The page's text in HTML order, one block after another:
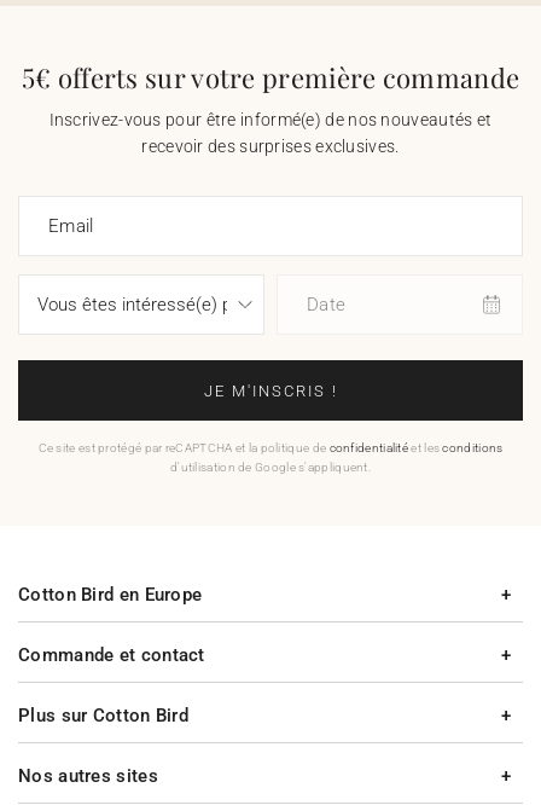
5€ offerts sur votre première commande
Inscrivez-vous pour être informé(e) de nos nouveautés et
recevoir des surprises exclusives.
Email
Date
JE M'INSCRIS !
Ce site est protégé par reCAPTCHA et la politique de confidentialitéet lesconditions
d'utilisation de Google s'appliquent.
Commande et contact
Plus sur Cotton Bird
Cotton Bird en Europe
Nos autres sites